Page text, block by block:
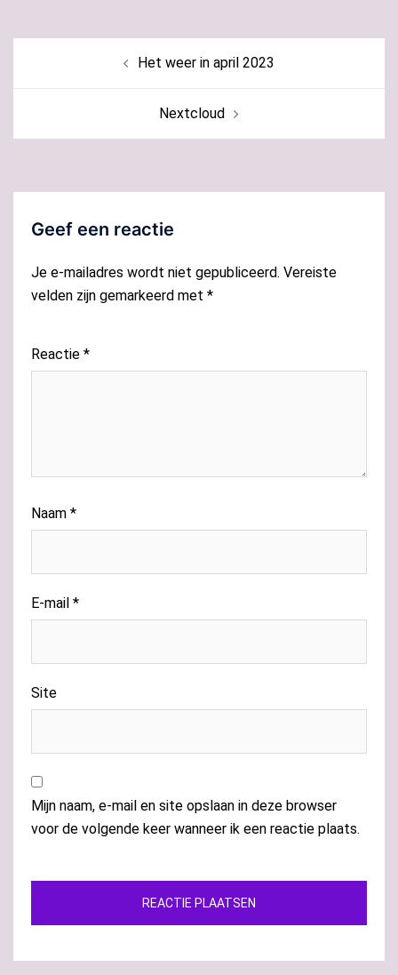
Het weer in april 2023
Nextcloud
Geef een reactie
Je e-mailadres wordt niet gepubliceerd. Vereiste
velden zijn gemarkeerd met *
Reactie *
Naam *
E-mail *
Site
Mijn naam, e-mail en site opslaan in deze browser
voor de volgende keer wanneer ik een reactie plaats.